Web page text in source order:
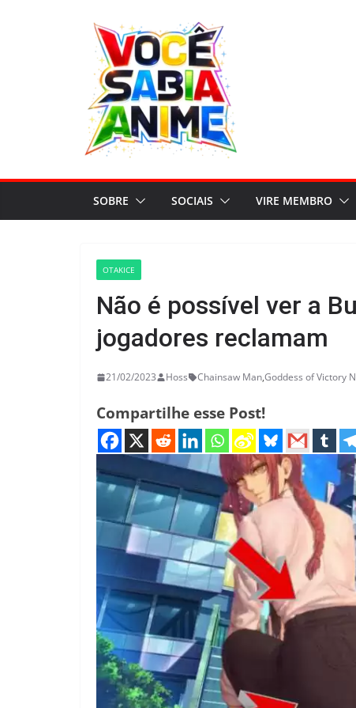
SOBRE SOCIAIS VIRE MEMBRO
OTAKICE
Não é possível ver a
jogadores reclamam
21/02/2023 Hoss Chainsaw Man,Goddess of Victory
Compartilhe esse Post!